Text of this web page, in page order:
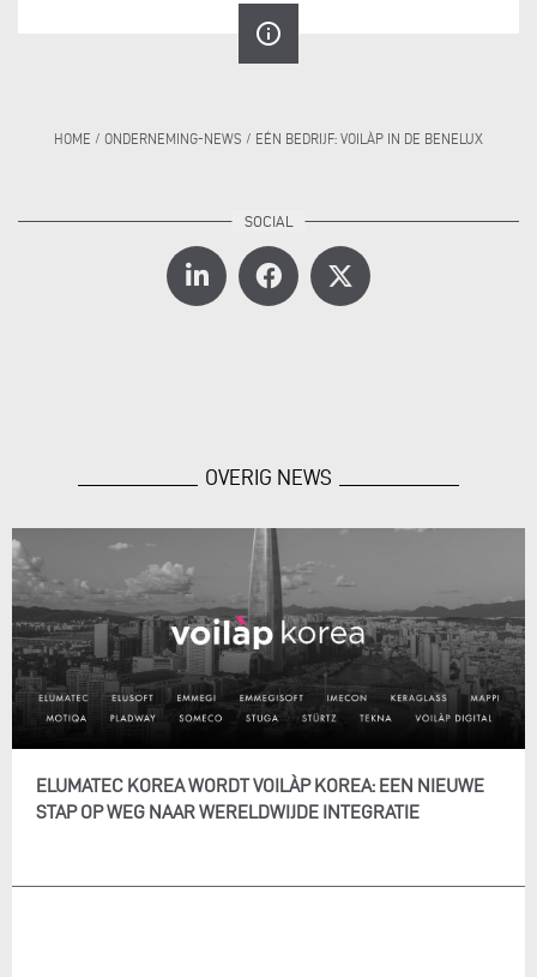
info_outline
HOME / ONDERNEMING-NEWS / EÉN BEDRIJF: VOILÀP IN DE BENELUX
OVERIG NEWS
ELUMATEC KOREA WORDT VOILÀP KOREA: EEN NIEUWE
STAP OP WEG NAAR WERELDWIJDE INTEGRATIE